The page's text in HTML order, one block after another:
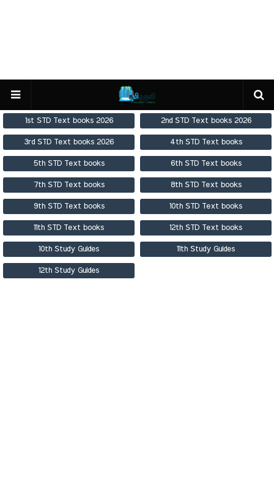
1st STD Text books 2026 2nd STD Text books 2026
3rd STD Text books 2026 4th STD Text books
5th STD Text books 6th STD Text books
7th STD Text books 8th STD Text books
9th STD Text books 10th STD Text books
11th STD Text books 12th STD Text books
10th Study Guides 11th Study Guides
12th Study Guides